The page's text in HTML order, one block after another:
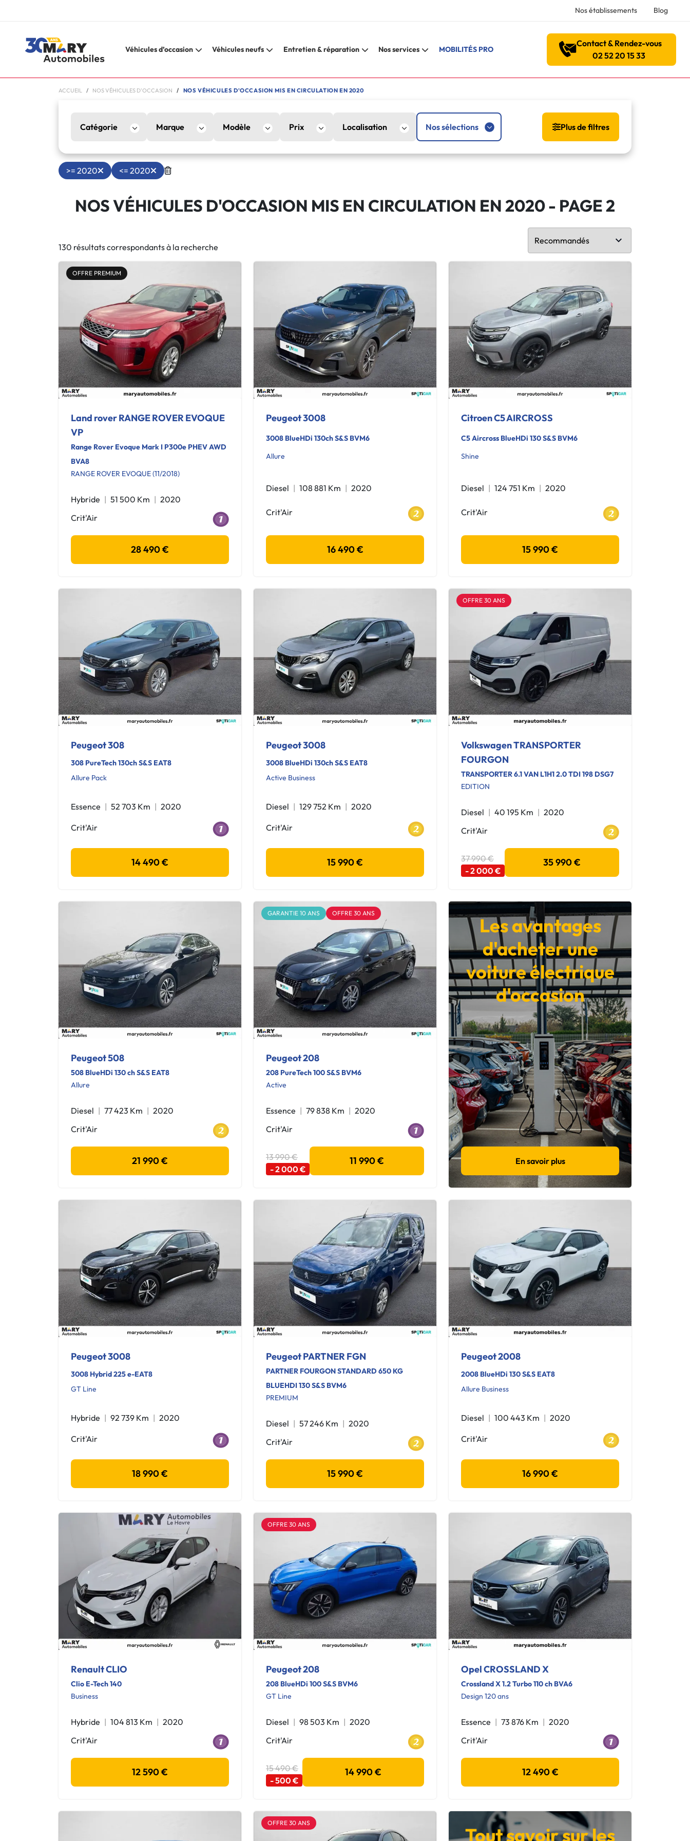
Nos établissements Blog
Véhicules d’occasion Véhicules neufs Entretien & réparation Nos services MOBILITÉS PRO
Contact & Rendez-vous
02 52 20 15 33
ACCUEIL NOS VÉHICULES D'OCCASION NOS VÉHICULES D'OCCASION MIS EN CIRCULATION EN 2020
Catégorie Marque Modèle Prix Localisation Nos sélections Plus de filtres
>= 2020 <= 2020
NOS VÉHICULES D'OCCASION MIS EN CIRCULATION EN 2020- PAGE 2
130 résultats correspondants à la recherche
OFFRE PREMIUM
Land rover RANGE ROVER EVOQUE
VP
Range Rover Evoque Mark I P300e PHEV AWD
BVA8
RANGE ROVER EVOQUE (11/2018)
Hybride 51 500 Km
2020
Crit'Air
28 490 €
Peugeot 3008
3008 BlueHDi 130ch S&S BVM6
Allure
Diesel 108 881 Km 2020
Crit'Air
16 490 €
Citroen C5 AIRCROSS
C5 Aircross BlueHDi 130 S&S BVM6
Shine
Diesel 124 751 Km 2020
Crit'Air
15 990 €
Peugeot 308
308 PureTech 130ch S&S EAT8
Allure Pack
Essence 52 703 Km 2020
Crit'Air
14 490 €
Peugeot 3008
3008 BlueHDi 130ch S&S EAT8
Active Business
Diesel 129 752 Km 2020
Crit'Air
15 990 €
OFFRE 30 ANS
Volkswagen TRANSPORTER
FOURGON
TRANSPORTER 6.1 VAN L1H1 2.0 TDI 198 DSG7
EDITION
Diesel 40 195 Km
2020
Crit'Air
37 990 €
- 2 000 €
35 990 €
Peugeot 508
508 BlueHDi 130 ch S&S EAT8
Allure
Diesel 77 423 Km
2020
Crit'Air
21 990 €
GARANTIE 10 ANS OFFRE 30 ANS
Peugeot 208
208 PureTech 100 S&S BVM6
Active
Essence 79 838 Km
2020
Crit'Air
13 990 €
- 2 000 €
11 990 €
Les avantages
d'acheter une
voiture électrique
d'occasion
En savoir plus
Peugeot 3008
3008 Hybrid 225 e-EAT8
GT Line
Hybride 92 739 Km 2020
Crit'Air
18 990 €
Peugeot PARTNER FGN
PARTNER FOURGON STANDARD 650 KG
BLUEHDI 130 S&S BVM6
PREMIUM
Diesel 57 246 Km
2020
Crit'Air
15 990 €
Peugeot 2008
2008 BlueHDi 130 S&S EAT8
Allure Business
Diesel 100 443 Km 2020
Crit'Air
16 990 €
Renault CLIO
Clio E-Tech 140
Business
Hybride 104 813 Km
2020
Crit'Air
12 590 €
OFFRE 30 ANS
Peugeot 208
208 BlueHDi 100 S&S BVM6
GT Line
Diesel 98 503 Km
2020
Crit'Air
15 490 €
- 500 €
14 990 €
Opel CROSSLAND X
Crossland X 1.2 Turbo 110 ch BVA6
Design 120 ans
Essence 73 876 Km
2020
Crit'Air
12 490 €
OFFRE 30 ANS
Tout savoir sur les